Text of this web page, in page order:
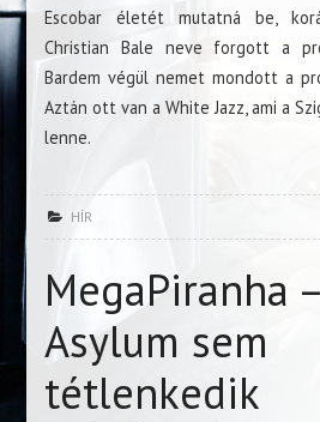
Escobar életét mutatná be,
Christian Bale neve forgott a
Bardem végül nemet mondott a
Aztán ott van a White Jazz, ami a
lenne.
HÍR
MegaPiranha
Asylum sem
tétlenkedik